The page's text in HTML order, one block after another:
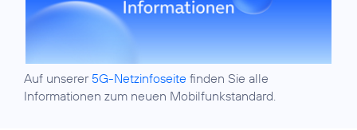
Auf unserer 5G-Netzinfoseite finden Sie alle
Informationen zum neuen Mobilfunkstandard.